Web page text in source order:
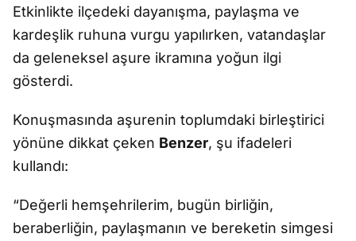
Etkinlikte ilçedeki dayanışma, paylaşma ve
kardeşlik ruhuna vurgu yapılırken, vatandaşlar
da geleneksel aşure ikramına yoğun ilgi
gösterdi.
Konuşmasında aşurenin toplumdaki birleştirici
yönüne dikkat çeken Benzer, şu ifadeleri
kullandı:
“Değerli hemşehrilerim, bugün birliğin,
beraberliğin, paylaşmanın ve bereketin simgesi